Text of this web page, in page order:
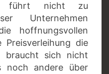
führt nicht zu
Unternehmen
hoffnungsvollen
die
braucht sich nicht
noch andere über